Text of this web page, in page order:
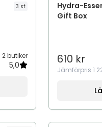
3 st
2 butiker
5,0
Hydra-
Gift Box
610 kr
Jämförpris 1